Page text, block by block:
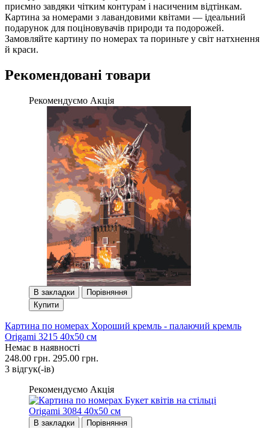
приємно завдяки чітким контурам і насиченим відтінкам.
Картина за номерами з лавандовими квітами — ідеальний
подарунок для поціновувачів природи та подорожей.
Замовляйте картину по номерах та пориньте у світ натхнення
й краси.
Рекомендовані товари
Рекомендуємо Акція
В закладки
Порівняння
Купити
Картина по номерах Хороший кремль - палаючий кремль
Origami 3215 40x50 см
Немає в наявності
248.00 грн. 295.00 грн.
3 вiдгук(-iв)
Рекомендуємо Акція
В закладки
Порівняння